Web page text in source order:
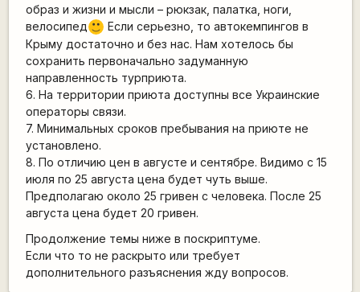
образ и жизни и мысли – рюкзак, палатка, ноги,
велосипед :)
Если серьезно, то автокемпингов в
Крыму достаточно и без нас. Нам хотелось бы
сохранить первоначально задуманную
направленность турприюта.
6. На территории приюта доступны все Украинские
операторы связи.
7. Минимальных сроков пребывания на приюте не
установлено.
8. По отличию цен в августе и сентябре. Видимо с 15
июля по 25 августа цена будет чуть выше.
Предполагаю около 25 гривен с человека. После 25
августа цена будет 20 гривен.
Продолжение темы ниже в поскриптуме.
Если что то не раскрыто или требует
дополнительного разъяснения жду вопросов.